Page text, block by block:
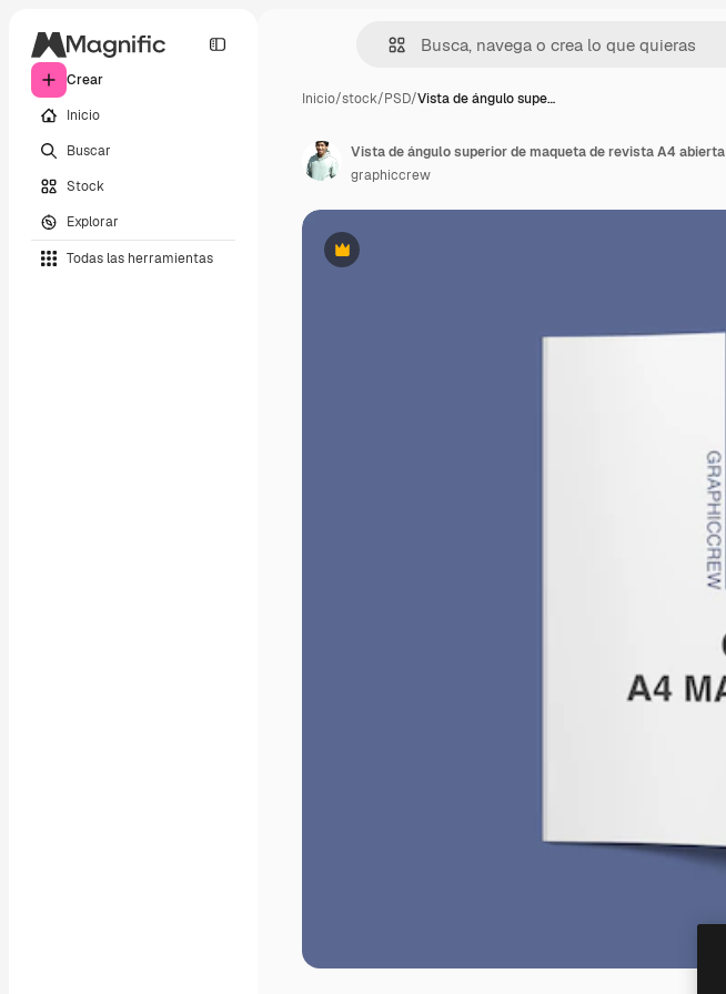
Crear
Inicio
Buscar
Stock
Explorar
Todas las herramientas
Inicio/stock/PSD/Vista de ángulo supe…
Premium
Vista de ángulo superior de maqueta de revista A4 abierta
graphiccrew